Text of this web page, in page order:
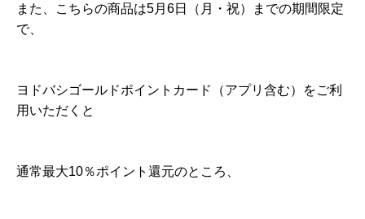
また、こちらの商品は5月6日（月・祝）までの期間限定
で、
ヨドバシゴールドポイントカード（アプリ含む）をご利
用いただくと
通常最大10％ポイント還元のところ、